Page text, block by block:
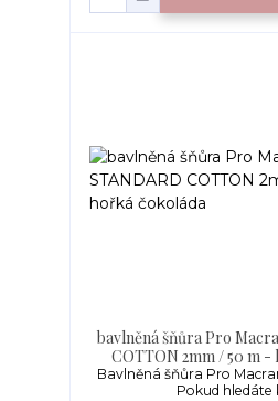
bavlněná šňůra Pro
COTTON 2mm / 50 m
Bavlněná šňůra Pro
Pokud hledáte